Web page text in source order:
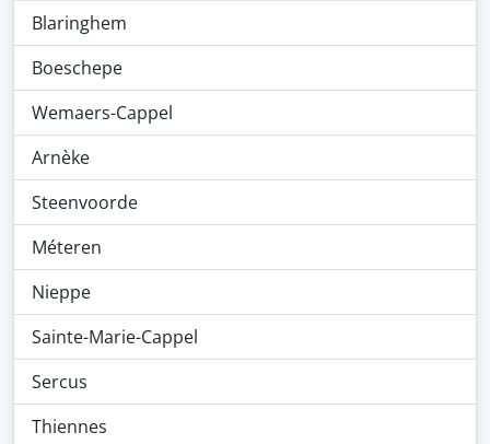
Blaringhem
Boeschepe
Wemaers-Cappel
Arnèke
Steenvoorde
Méteren
Nieppe
Sainte-Marie-Cappel
Sercus
Thiennes